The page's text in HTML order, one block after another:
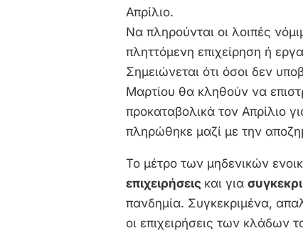
Απρίλιο.
Να πληρούνται οι λοιπές
πληττόμενη επιχείρηση ή
Σημειώνεται ότι όσοι δεν
Μαρτίου θα κληθούν να
προκαταβολικά τον Απρίλιο
πληρώθηκε μαζί με την
Το μέτρο των μηδενικών
επιχειρήσεις και για
πανδημία. Συγκεκριμένα,
οι επιχειρήσεις των κλάδων